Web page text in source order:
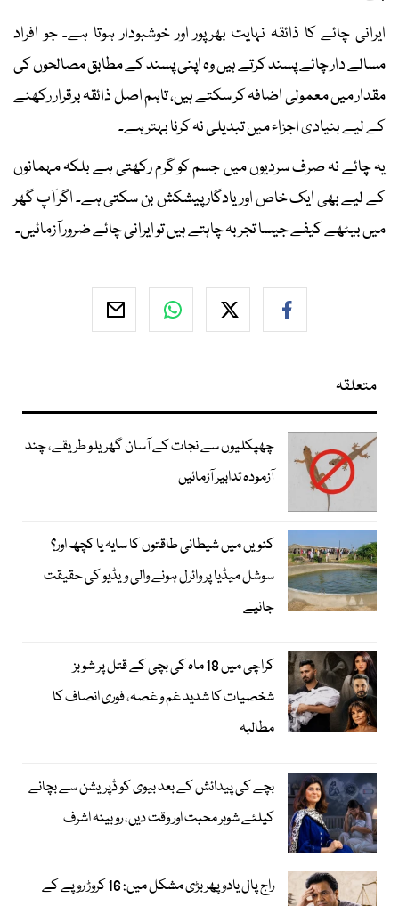
ایرانی چائے کا ذائقہ نہایت بھرپور اور خوشبودار ہوتا ہے۔ جو افراد
مسالے دار چائے پسند کرتے ہیں وہ اپنی پسند کے مطابق مصالحوں کی
مقدار میں معمولی اضافہ کر سکتے ہیں، تاہم اصل ذائقہ برقرار رکھنے
کے لیے بنیادی اجزاء میں تبدیلی نہ کرنا بہتر ہے۔
یہ چائے نہ صرف سردیوں میں جسم کو گرم رکھتی ہے بلکہ مہمانوں
کے لیے بھی ایک خاص اور یادگار پیشکش بن سکتی ہے۔ اگر آپ گھر
میں بیٹھے کیفے جیسا تجربہ چاہتے ہیں تو ایرانی چائے ضرور آزمائیں۔
متعلقہ
چھپکلیوں سے نجات کے آسان گھریلو طریقے، چند
آزمودہ تدابیر آزمائیں
کنویں میں شیطانی طاقتوں کا سایہ یا کچھ اور؟
سوشل میڈیا پر وائرل ہونے والی ویڈیو کی حقیقت
جانیے
کراچی میں 18 ماہ کی بچی کے قتل پر شوبز
شخصیات کا شدید غم و غصہ، فوری انصاف کا
مطالبہ
بچے کی پیدائش کے بعد بیوی کو ڈپریشن سے بچانے
کیلئے شوہر محبت اور وقت دیں، روبینہ اشرف
راج پال یادو پھر بڑی مشکل میں: 16 کروڑ روپے کے